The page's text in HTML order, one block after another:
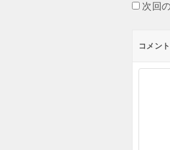
次回
コメント